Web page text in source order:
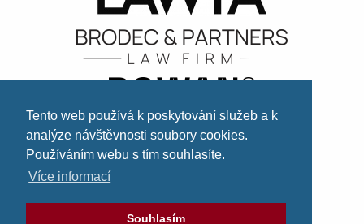
Tento web používá k poskytování služeb a k
analýze návštěvnosti soubory cookies.
Používáním webu s tím souhlasíte.
Více informací
Souhlasím